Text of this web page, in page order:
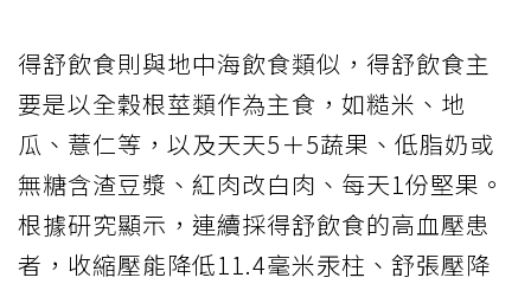
得舒飲食則與地中海飲食類似，得舒飲食主
要是以全穀根莖類作為主食，如糙米、地
瓜、薏仁等，以及天天5＋5蔬果、低脂奶或
無糖含渣豆漿、紅肉改白肉、每天1份堅果。
根據研究顯示，連續採得舒飲食的高血壓患
者，收縮壓能降低11.4毫米汞柱、舒張壓降